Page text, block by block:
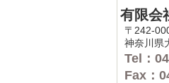
有限会
〒242-
神奈川県
Tel：
Fax：